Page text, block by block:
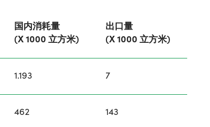
国内消耗量
(X 1000 立方米)
出口量
(X 1000 立方米)
1.193 7
462 143